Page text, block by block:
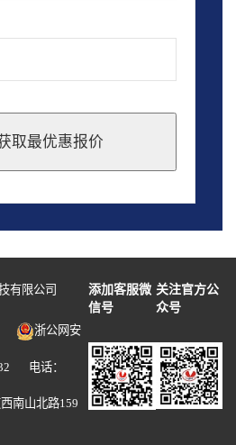
取最优惠报价
有限公司
添加客服微
信号
关注官方公
众号
浙公网安
电话：
南山北路159